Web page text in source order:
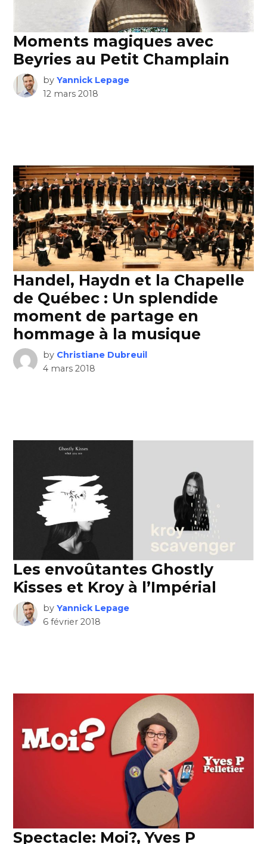
Moments magiques avec
Beyries au Petit Champlain
by Yannick Lepage
12 mars 2018
Handel, Haydn et la Chapelle
de Québec : Un splendide
moment de partage en
hommage à la musique
by Christiane Dubreuil
4 mars 2018
Les envoûtantes Ghostly
Kisses et Kroy à l’Impérial
by Yannick Lepage
6 février 2018
Spectacle: Moi?, Yves P